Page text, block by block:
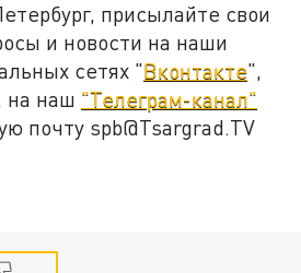
присылайте свои
и новости на наши
сетях "Вконтакте",
на наш "Телеграм-канал"
почту spb@Tsargrad.TV